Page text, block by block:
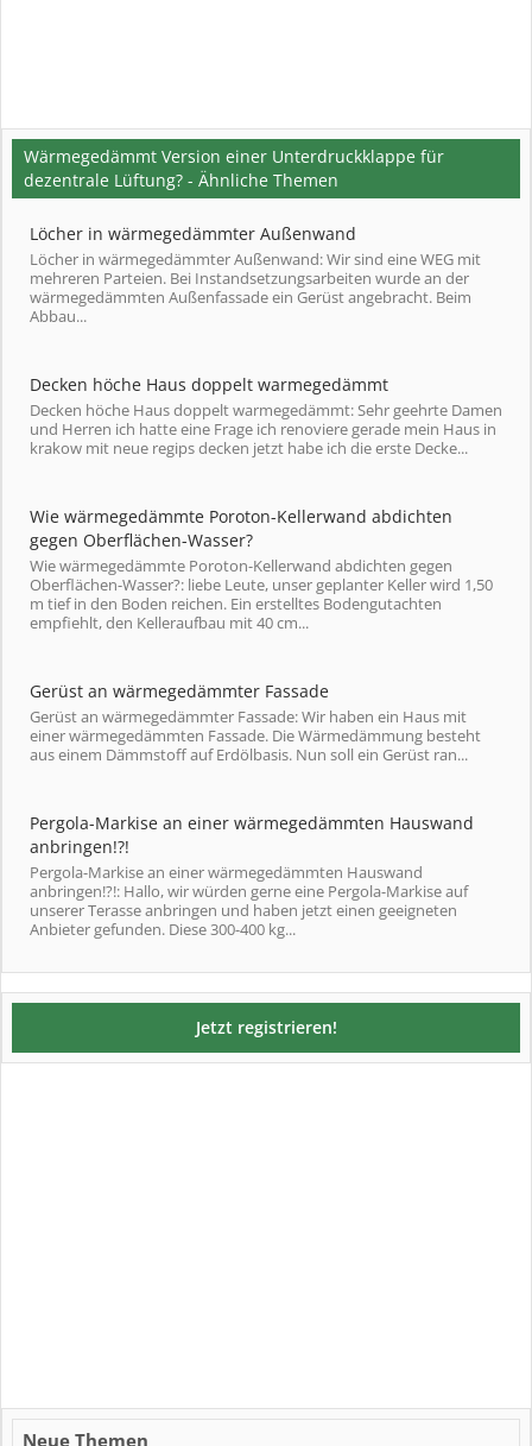
Wärmegedämmt Version einer Unterdruckklappe für
dezentrale Lüftung? - Ähnliche Themen
Löcher in wärmegedämmter Außenwand
Löcher in wärmegedämmter Außenwand: Wir sind eine WEG mit
mehreren Parteien. Bei Instandsetzungsarbeiten wurde an der
wärmegedämmten Außenfassade ein Gerüst angebracht. Beim
Abbau...
Decken höche Haus doppelt warmegedämmt
Decken höche Haus doppelt warmegedämmt: Sehr geehrte Damen
und Herren ich hatte eine Frage ich renoviere gerade mein Haus in
krakow mit neue regips decken jetzt habe ich die erste Decke...
Wie wärmegedämmte Poroton-Kellerwand abdichten
gegen Oberflächen-Wasser?
Wie wärmegedämmte Poroton-Kellerwand abdichten gegen
Oberflächen-Wasser?: liebe Leute, unser geplanter Keller wird 1,50
m tief in den Boden reichen. Ein erstelltes Bodengutachten
empfiehlt, den Kelleraufbau mit 40 cm...
Gerüst an wärmegedämmter Fassade
Gerüst an wärmegedämmter Fassade: Wir haben ein Haus mit
einer wärmegedämmten Fassade. Die Wärmedämmung besteht
aus einem Dämmstoff auf Erdölbasis. Nun soll ein Gerüst ran...
Pergola-Markise an einer wärmegedämmten Hauswand
anbringen!?!
Pergola-Markise an einer wärmegedämmten Hauswand
anbringen!?!: Hallo, wir würden gerne eine Pergola-Markise auf
unserer Terasse anbringen und haben jetzt einen geeigneten
Anbieter gefunden. Diese 300-400 kg...
Jetzt registrieren!
Neue Themen